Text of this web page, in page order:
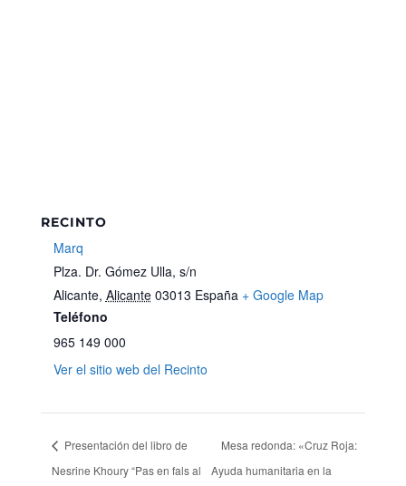
RECINTO
Marq
Plza. Dr. Gómez Ulla, s/n
Alicante, Alicante 03013 España + Google Map
Teléfono
965 149 000
Ver el sitio web del Recinto
Presentación del libro de
Nesrine Khoury “Pas en fals al
Mesa redonda: «Cruz Roja:
Ayuda humanitaria en la